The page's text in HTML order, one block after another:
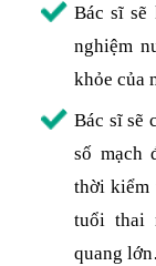
Bác sĩ sẽ
nghiệm
khỏe của
Bác sĩ sẽ
số mạch
thời kiểm
tuổi thai
quang